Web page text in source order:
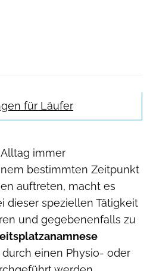
für Läufer
immer
bestimmten Zeitpunkt
auftreten, macht es
dieser speziellen Tätigkeit
und gegebenenfalls zu
einen Physio- oder